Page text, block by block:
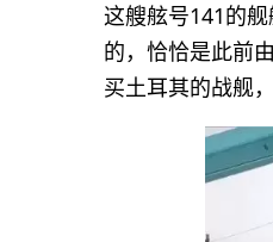
这艘舷号141的
的，恰恰是此前
买土耳其的战舰